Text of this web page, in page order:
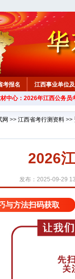
考报名 江西事业单位
中心：2026年江西公务员
网 >> 江西省考行测资料 >>
2026
发布：2025-09-29
与方法扫码获取